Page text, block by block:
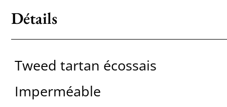
Détails
Tweed tartan écossais
Imperméable